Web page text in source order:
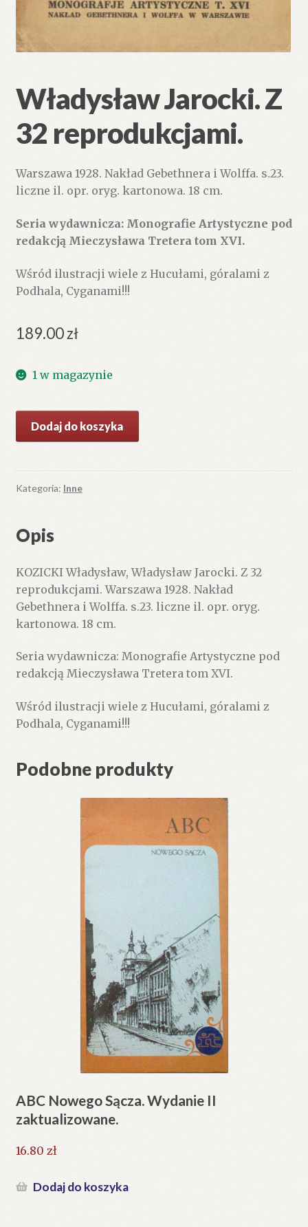
Władysław Jarocki. Z
32 reprodukcjami.
Warszawa 1928. Nakład Gebethnera i Wolffa. s.23.
liczne il. opr. oryg. kartonowa. 18 cm.
Seria wydawnicza: Monografie Artystyczne pod
redakcją Mieczysława Tretera tom XVI.
Wśród ilustracji wiele z Hucułami, góralami z
Podhala, Cyganami!!!
189.00zł
1 w magazynie
Władysław
Z
32
Dodaj do koszyka
Kategoria: Inne
Opis
KOZICKI Władysław, Władysław Jarocki. Z 32
reprodukcjami. Warszawa 1928. Nakład
Gebethnera i Wolffa. s.23. liczne il. opr. oryg.
kartonowa. 18 cm.
Seria wydawnicza: Monografie Artystyczne pod
redakcją Mieczysława Tretera tom XVI.
Wśród ilustracji wiele z Hucułami, góralami z
Podhala, Cyganami!!!
Podobne produkty
ABC Nowego Sącza. Wydanie II
zaktualizowane.
16.80 zł
Dodaj do koszyka